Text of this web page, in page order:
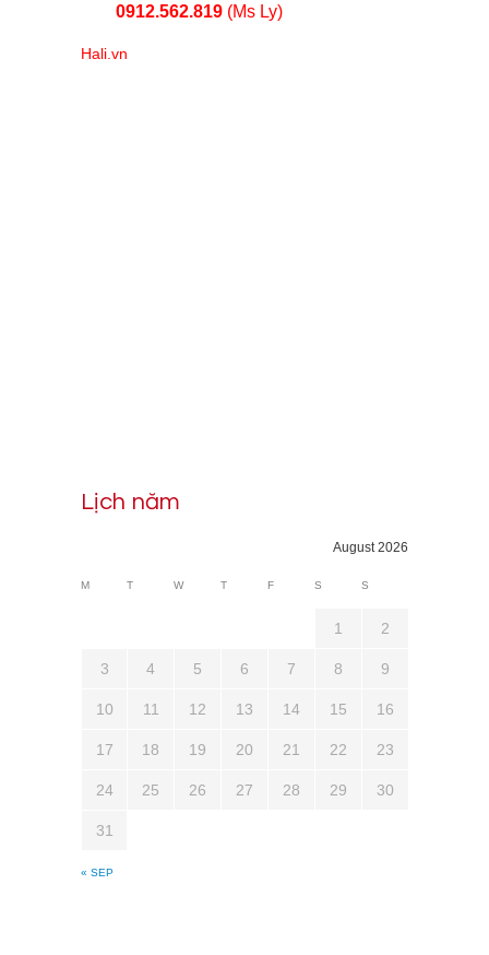
0912.562.819 (Ms Ly)
Hali.vn
Lịch năm
August 2026
M T W T F S S
« SEP
1 2
3 4 5 6 7 8 9
10 11 12 13 14 15 16
17 18 19 20 21 22 23
24 25 26 27 28 29 30
31